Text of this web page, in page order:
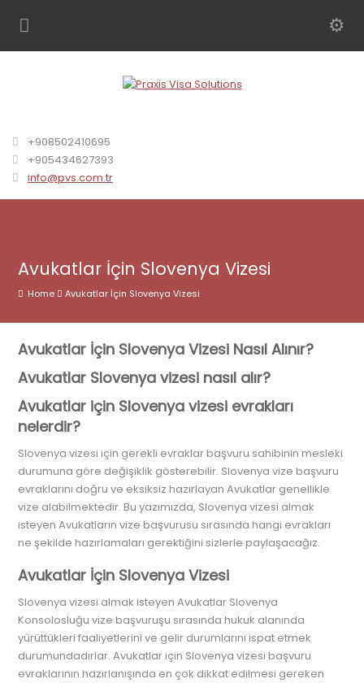
+908502410695
+905434627393
info@pvs.com.tr
Avukatlar İçin Slovenya Vizesi
Home Avukatlar İçin Slovenya Vizesi
Avukatlar İçin Slovenya Vizesi Nasıl Alınır?
Avukatlar Slovenya vizesi nasıl alır?
Avukatlar için Slovenya vizesi evrakları
nelerdir?
Slovenya vizesi için gerekli evraklar başvuru sahibinin mesleki
durumuna göre değişiklik gösterebilir. Slovenya vize başvuru
evraklarını doğru ve eksiksiz hazırlayan Avukatlar genellikle
vize alabilmektedir. Bu yazımızda, Slovenya vizesi almak
isteyen Avukatların vize başvurusu sırasında hangi evrakları
ne şekilde hazırlamaları gerektiğini sizlerle paylaşacağız.
Avukatlar İçin Slovenya Vizesi
Slovenya vizesi almak isteyen Avukatlar Slovenya
Konsolosluğu vize başvuruşu sırasında hukuk alanında
yürüttükleri faaliyetlerini ve gelir durumlarını ispat etmek
durumundadırlar. Avukatlar için Slovenya vizesi başvuru
evraklarının hazırlanışında en çok dikkat edilmesi gereken